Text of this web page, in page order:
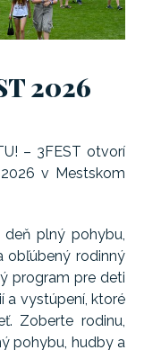
2026
– 3FEST otvorí
v Mestskom
plný pohybu,
obľúbený rodinný
program pre deti
a vystúpení, ktoré
Zoberte rodinu,
pohybu, hudby a